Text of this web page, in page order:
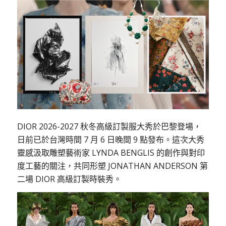
DIOR 2026-2027 秋冬高級訂製服大秀於巴黎登場，
日前已於台灣時間 7 月 6 日晚間 9 點發布。這次大秀
靈感汲取雕塑藝術家 LYNDA BENGLIS 的創作與對印
度工藝的關注，共同形塑 JONATHAN ANDERSON 第
二場 DIOR 高級訂製時裝秀。